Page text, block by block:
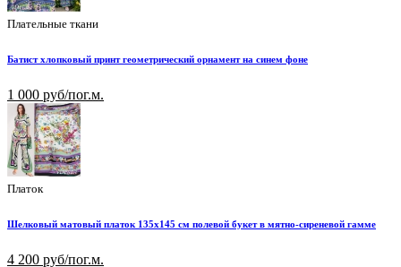
Плательные ткани
Батист хлопковый принт геометрический орнамент на синем фоне
1 000 руб/пог.м.
Платок
Шелковый матовый платок 135х145 см полевой букет в мятно-сиреневой гамме
4 200 руб/пог.м.